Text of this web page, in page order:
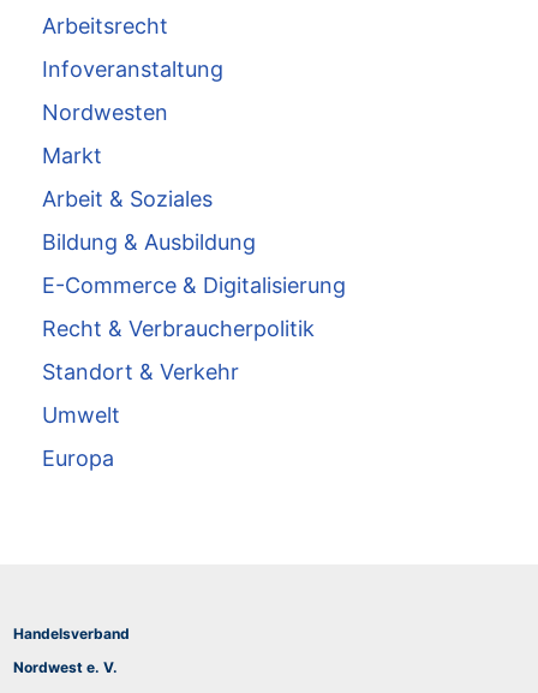
Arbeitsrecht
Infoveranstaltung
Nordwesten
Markt
Arbeit & Soziales
Bildung & Ausbildung
E-Commerce & Digitalisierung
Recht & Verbraucherpolitik
Standort & Verkehr
Umwelt
Europa
Handelsverband
Nordwest e. V.